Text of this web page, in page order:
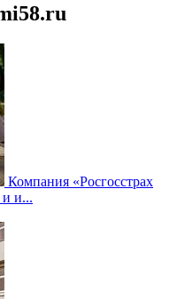
Компания «Росгосстрах
и и...